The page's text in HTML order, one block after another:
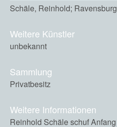
Schäle, Reinhold; Ravensburg
Weitere Künstler
unbekannt
Sammlung
Privatbesitz
Weitere Informationen
Reinhold Schäle schuf